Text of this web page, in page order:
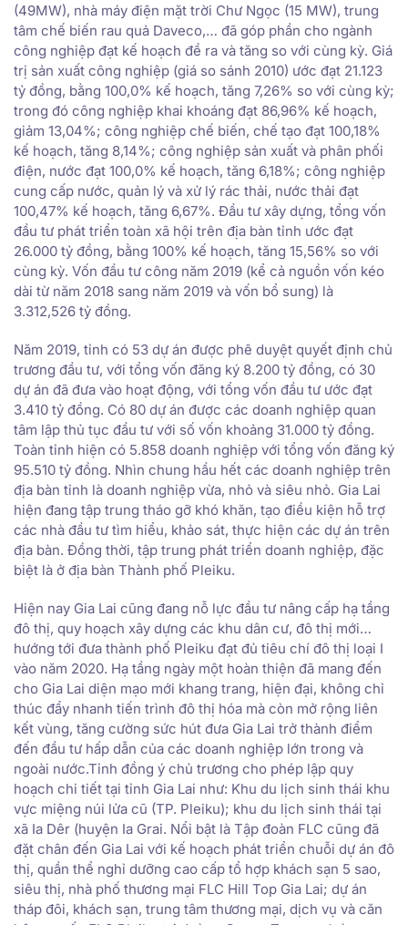
(49MW), nhà máy điện mặt trời Chư Ngọc (15 MW), trung
tâm chế biến rau quả Daveco,… đã góp phần cho ngành
công nghiệp đạt kế hoạch đề ra và tăng so với cùng kỳ. Giá
trị sản xuất công nghiệp (giá so sánh 2010) ước đạt 21.123
tỷ đồng, bằng 100,0% kế hoạch, tăng 7,26% so với cùng kỳ;
trong đó công nghiệp khai khoáng đạt 86,96% kế hoạch,
giảm 13,04%; công nghiệp chế biến, chế tạo đạt 100,18%
kế hoạch, tăng 8,14%; công nghiệp sản xuất và phân phối
điện, nước đạt 100,0% kế hoạch, tăng 6,18%; công nghiệp
cung cấp nước, quản lý và xử lý rác thải, nước thải đạt
100,47% kế hoạch, tăng 6,67%. Đầu tư xây dựng, tổng vốn
đầu tư phát triển toàn xã hội trên địa bàn tỉnh ước đạt
26.000 tỷ đồng, bằng 100% kế hoạch, tăng 15,56% so với
cùng kỳ. Vốn đầu tư công năm 2019 (kể cả nguồn vốn kéo
dài từ năm 2018 sang năm 2019 và vốn bổ sung) là
3.312,526 tỷ đồng.
Năm 2019, tỉnh có 53 dự án được phê duyệt quyết định chủ
trương đầu tư, với tổng vốn đăng ký 8.200 tỷ đồng, có 30
dự án đã đưa vào hoạt động, với tổng vốn đầu tư ước đạt
3.410 tỷ đồng. Có 80 dự án được các doanh nghiệp quan
tâm lập thủ tục đầu tư với số vốn khoảng 31.000 tỷ đồng.
Toàn tỉnh hiện có 5.858 doanh nghiệp với tổng vốn đăng ký
95.510 tỷ đồng. Nhìn chung hầu hết các doanh nghiệp trên
địa bàn tỉnh là doanh nghiệp vừa, nhỏ và siêu nhỏ. Gia Lai
hiện đang tập trung tháo gỡ khó khăn, tạo điều kiện hỗ trợ
các nhà đầu tư tìm hiểu, khảo sát, thực hiện các dự án trên
địa bàn. Đồng thời, tập trung phát triển doanh nghiệp, đặc
biệt là ở địa bàn Thành phố Pleiku.
Hiện nay Gia Lai cũng đang nỗ lực đầu tư nâng cấp hạ tầng
đô thị, quy hoạch xây dựng các khu dân cư, đô thị mới…
hướng tới đưa thành phố Pleiku đạt đủ tiêu chí đô thị loại I
vào năm 2020. Hạ tầng ngày một hoàn thiện đã mang đến
cho Gia Lai diện mạo mới khang trang, hiện đại, không chỉ
thúc đẩy nhanh tiến trình đô thị hóa mà còn mở rộng liên
kết vùng, tăng cường sức hút đưa Gia Lai trở thành điểm
đến đầu tư hấp dẫn của các doanh nghiệp lớn trong và
ngoài nước.Tỉnh đồng ý chủ trương cho phép lập quy
hoạch chi tiết tại tỉnh Gia Lai như: Khu du lịch sinh thái khu
vực miệng núi lửa cũ (TP. Pleiku); khu du lịch sinh thái tại
xã Ia Dêr (huyện Ia Grai. Nổi bật là Tập đoàn FLC cũng đã
đặt chân đến Gia Lai với kế hoạch phát triển chuỗi dự án đô
thị, quần thể nghỉ dưỡng cao cấp tổ hợp khách sạn 5 sao,
siêu thị, nhà phố thương mại FLC Hill Top Gia Lai; dự án
tháp đôi, khách sạn, trung tâm thương mại, dịch vụ và căn